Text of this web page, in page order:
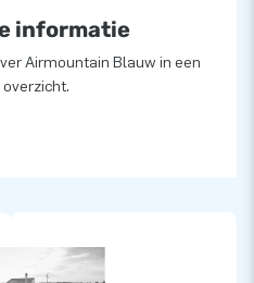
informatie
Airmountain Blauw in een